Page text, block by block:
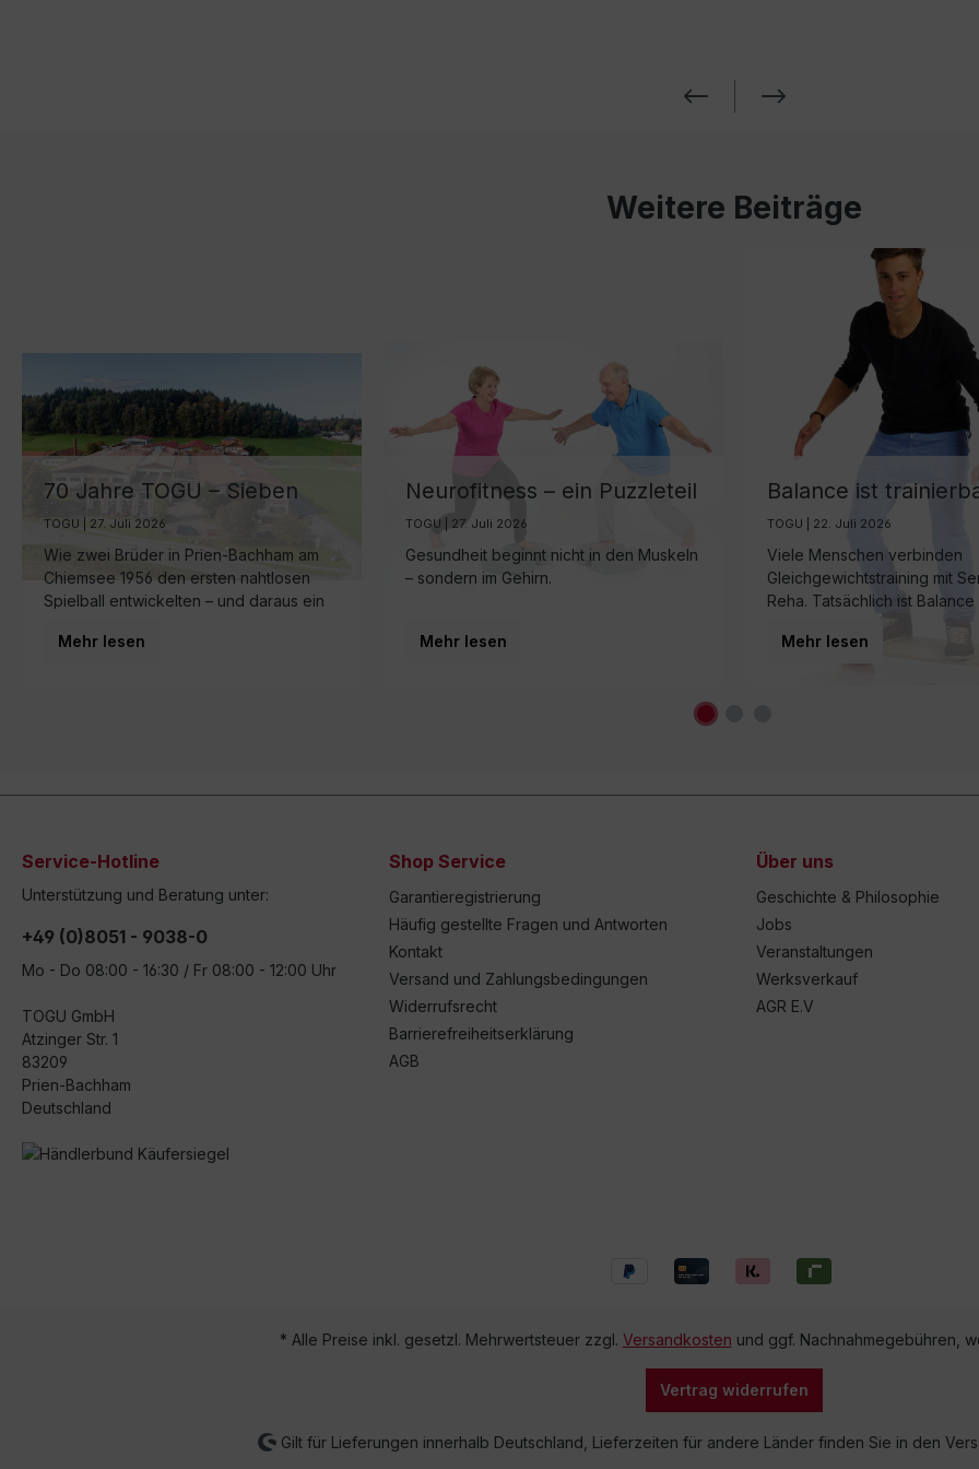
Weitere Beiträge
70 Jahre TOGU – Sieben
Jahrzehnte Ball-Manufaktur
am Chiemsee
TOGU | 27. Juli 2026
Wie zwei Brüder in Prien-Bachham am
Chiemsee 1956 den ersten nahtlosen
Spielball entwickelten – und daraus ein
in dritter Generation weltweit für
Mehr lesen
Neurofitness – ein Puzzleteil
in der modernen
Gesundheitsprävention
TOGU | 27. Juli 2026
Gesundheit beginnt nicht in den Muskeln
– sondern im Gehirn.
Mehr lesen
Balance ist
wichtiger denn je
TOGU | 22. Juli 2026
Viele Menschen verbinden
Gleichgewichtstraining mit
Reha. Tatsächlich ist
jede Bewegung –
Mehr lesen
Service-Hotline
Unterstützung und Beratung unter:
+49 (0)8051 - 9038-0
Mo - Do 08:00 - 16:30 / Fr 08:00 - 12:00 Uhr
TOGU GmbH
Atzinger Str. 1
83209
Prien-Bachham
Deutschland
Shop Service
Garantieregistrierung
Häufig gestellte Fragen und Antworten
Kontakt
Versand und Zahlungsbedingungen
Widerrufsrecht
Barrierefreiheitserklärung
AGB
Über uns
Geschichte & Philosophie
Jobs
Veranstaltungen
Werksverkauf
AGR E.V
* Alle Preise inkl. gesetzl. Mehrwertsteuer zzgl. Versandkosten und ggf. Nachnahmegebühren,
Vertrag widerrufen
Gilt für Lieferungen innerhalb Deutschland, Lieferzeiten für andere Länder finden Sie in den